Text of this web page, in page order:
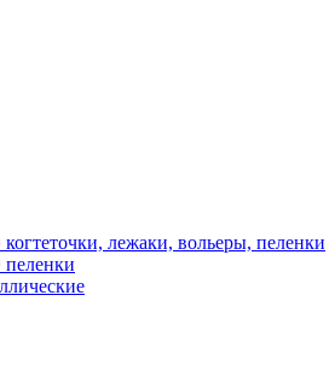
лежаки, вольеры, пеленки